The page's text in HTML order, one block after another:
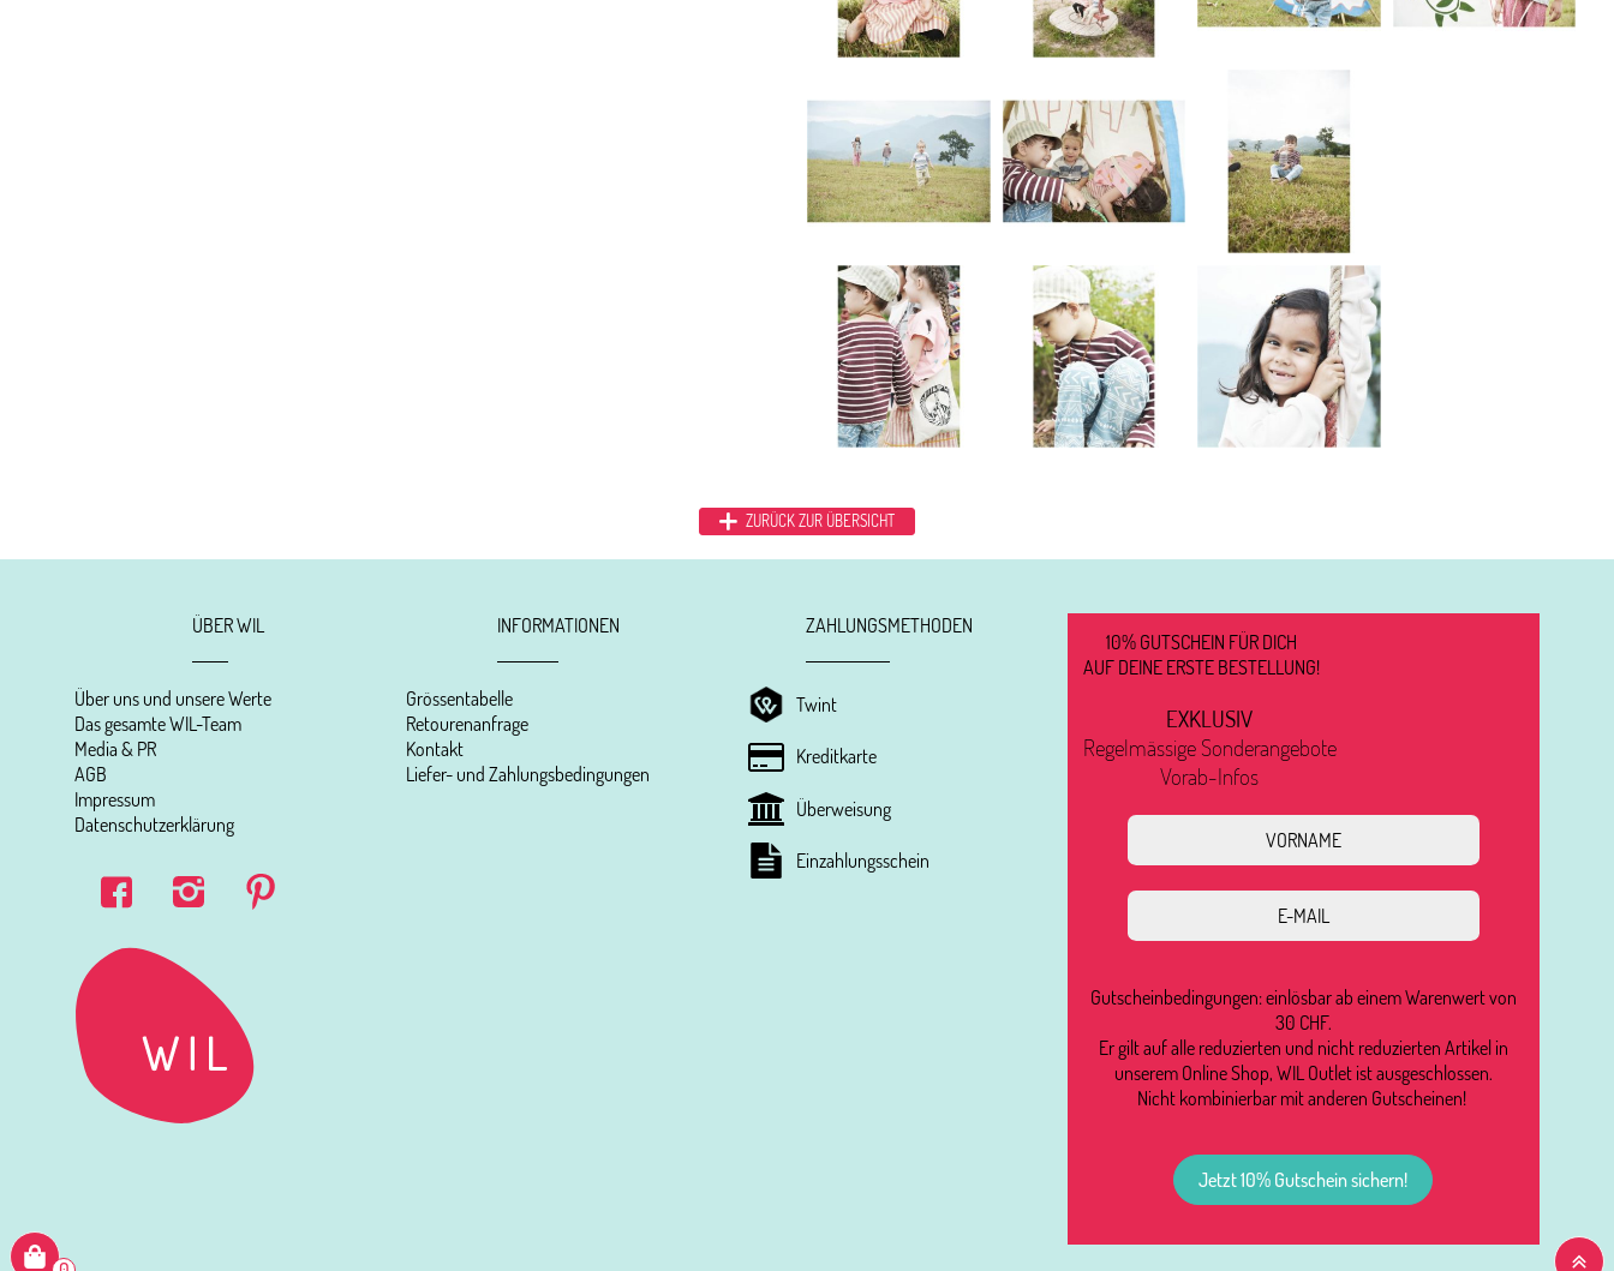
ZURÜCK ZUR ÜBERSICHT
ÜBER WIL
Über uns und unsere Werte
Das gesamte WIL-Team
Media & PR
AGB
Impressum
Datenschutzerklärung
INFORMATIONEN
Grössentabelle
Retourenanfrage
Kontakt
Liefer- und Zahlungsbedingungen
ZAHLUNGSMETHODEN
Twint
Kreditkarte
Überweisung
Einzahlungsschein
10% GUTSCHEIN FÜR DICH
AUF DEINE ERSTE BESTELLUNG!
EXKLUSIV
Regelmässige Sonderangebote
Vorab-Infos
Gutscheinbedingungen: einlösbar ab einem Warenwert von
30 CHF.
Er gilt auf alle reduzierten und nicht reduzierten Artikel in
unserem Online Shop, WIL Outlet ist ausgeschlossen.
Nicht kombinierbar mit anderen Gutscheinen!
Jetzt 10% Gutschein sichern!